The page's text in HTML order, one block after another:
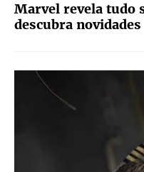
Marvel revela tudo
descubra novidades